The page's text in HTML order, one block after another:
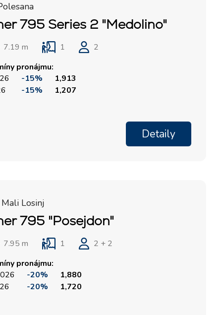
795 Series 2 "Medolino"
7.19 m 1
2
pronájmu:
-15%
1,913
-15% 1,207
Detaily
Losinj
795 "Posejdon"
7.95 m 1
2 + 2
pronájmu:
-20%
1,880
-20% 1,720